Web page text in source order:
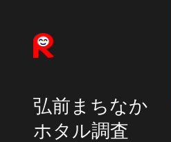
弘前まちなか
ホタル調査